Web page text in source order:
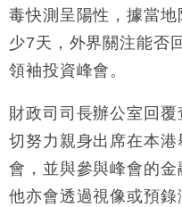
毒快測呈陽性，據當
少7天，外界關注能否
領袖投資峰會。
財政司司長辦公室回
切努力親身出席在本
會，並與參與峰會的金
他亦會透過視像或預錄